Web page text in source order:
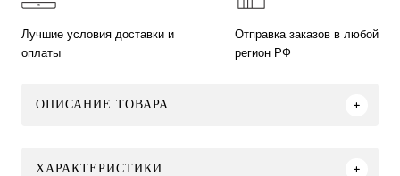
Лучшие условия доставки и
оплаты
Отправка заказов в любой
регион РФ
ОПИСАНИЕ ТОВАРА
ХАРАКТЕРИСТИКИ